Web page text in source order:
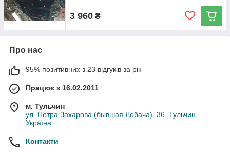
3 960 ₴
Про нас
95% позитивних з 23 відгуків за рік
Працює з 16.02.2011
м. Тульчин
ул. Петра Захарова (бывшая Лобача), 36, Тульчин,
Україна
Контакти